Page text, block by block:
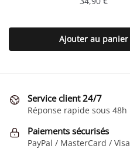
Ajouter au panier
Service client 24/7
Réponse rapide sous 48h
Paiements sécurisés
PayPal / MasterCard / Visa